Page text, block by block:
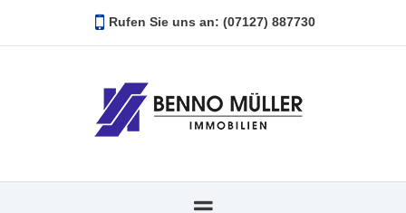
Rufen Sie uns an: (07127) 887730